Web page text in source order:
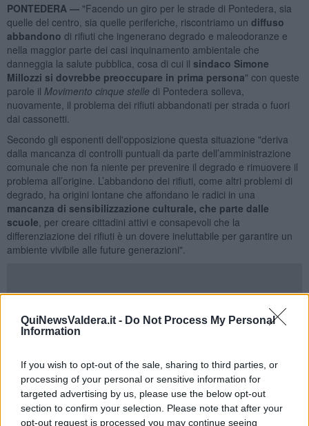
QuiNewsValdera.it - Do Not Process My Personal
Information
If you wish to opt-out of the sale, sharing to third parties, or
processing of your personal or sensitive information for
targeted advertising by us, please use the below opt-out
section to confirm your selection. Please note that after your
opt-out request is processed you may continue seeing
PONTEDERA — "Facendo un giro per le strade di Pontedera, sia
quelle del centro, sia quelle periferiche, riscontriamo un diffuso
abbandono di rifiuti che ingenerano degrado e maleodoranze e
nella maggior parte dei casi inquinamento ambientale che
danneggia la salute pubblica, cosa di cui il sindaco Simone
Millozzi si dovrebbe preoccupare in prima persona" con queste
parole il Movimento cinque stelle di Pontedera solleva,
nuovamente, il problema dei rifiuti abbandonati per strada o fuori
dai cassonetti.
Secondo gli esponenti dell'opposizione questa situazione "deriva
dalla mancanza di controlli puntuali da parte dell’amministrazione
comunale che non fa niente per prevenire il degrado e rimuovere il
problema all’origine. L’abbandono dei rifiuti, come altri problemi di
degrado, ha origini lontane che affondano le radici in una
mancanza di sensibilizzazione culturale, che parte dalle
scuole , per creare cittadini attivi e consapevoli che la
differenziazione dei rifiuti è un dovere ineluttabile per garantire un
ambiente vivibile alle future generazioni".
economici96mila euro. Secondo noi lesanzioni non servono,
infatti l’inasprimento di tali sanzioni, approvato in un recente
l’amministrazione comunale, néGeoforaiutano a far si che la
situazione possa migliorare. L’una per mancanza di volontà a fare
più controlli sia sull’abbandono, sia sull’attivazione delle utenze e
sul numero di cittadini stabilmente presenti all’interno delle stesse
utenze. L’altra perché dal maggiore lavoro per il recupero di rifiuti